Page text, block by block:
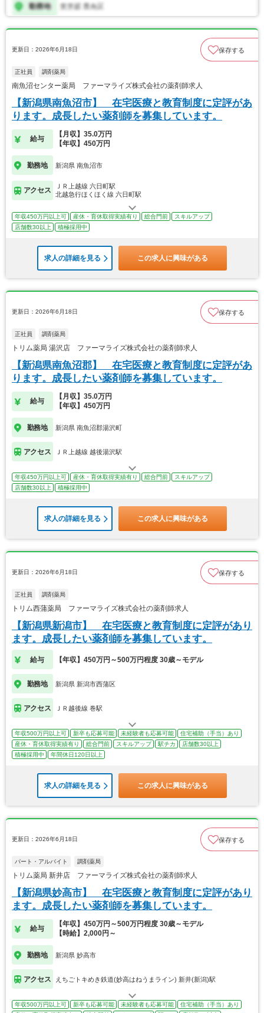
更新日：2026年6月18日 保存する
正社員 調剤薬局
南魚沼センター薬局 ファーマライズ株式会社の薬剤師求人
【新潟県南魚沼市】 在宅医療と教育制度に定評があ
ります。成長したい薬剤師を募集しています。
給与
【月収】35.0万円
【年収】450万円
勤務地 新潟県 南魚沼市
アクセス
ＪＲ上越線 六日町駅
北越急行ほくほく線 六日町駅
年収450万円以上可 産休・育休取得実績有り 総合門前
スキルアップ
店舗数30以上
積極採用中
求人の詳細を見る この求人に興味がある
更新日：2026年6月18日 保存する
正社員 調剤薬局
トリム薬局 湯沢店 ファーマライズ株式会社の薬剤師求人
【新潟県南魚沼郡】 在宅医療と教育制度に定評があ
ります。成長したい薬剤師を募集しています。
給与
【月収】35.0万円
【年収】450万円
勤務地 新潟県 南魚沼郡湯沢町
アクセス ＪＲ上越線 越後湯沢駅
年収450万円以上可 産休・育休取得実績有り 総合門前
スキルアップ
店舗数30以上
積極採用中
求人の詳細を見る この求人に興味がある
更新日：2026年6月18日 保存する
正社員 調剤薬局
トリム西蒲薬局 ファーマライズ株式会社の薬剤師求人
【新潟県新潟市】 在宅医療と教育制度に定評があり
ます。成長したい薬剤師を募集しています。
給与 【年収】450万円～500万円程度 30歳～モデル
勤務地 新潟県 新潟市西蒲区
アクセス ＪＲ越後線 巻駅
年収500万円以上可 新卒も応募可能 未経験者も応募可能
住宅補助（手当）あり
産休・育休取得実績有り
総合門前 スキルアップ 駅チカ
店舗数30以上
積極採用中
年間休日120日以上
求人の詳細を見る この求人に興味がある
更新日：2026年6月18日 保存する
パート・アルバイト 調剤薬局
トリム薬局 新井店 ファーマライズ株式会社の薬剤師求人
【新潟県妙高市】 在宅医療と教育制度に定評があり
ます。成長したい薬剤師を募集しています。
給与
【年収】450万円～500万円程度 30歳～モデル
【時給】2,000円～
勤務地 新潟県 妙高市
アクセス えちごトキめき鉄道(妙高はねうまライン) 新井(新潟)駅
年収500万円以上可 新卒も応募可能 未経験者も応募可能
住宅補助（手当）あり